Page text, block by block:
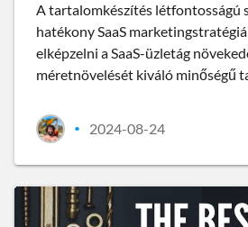
A tartalomkészítés létfontosságú
hatékony SaaS
elképzelni a SaaS-üzletág
méretnövelését kiváló minőségű
• 2024-08-24